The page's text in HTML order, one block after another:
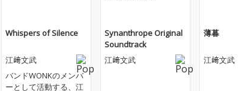
Whispers of Silence
江﨑文武
バンドWONKのメンバ
ーとして活動する、江
Synanthrope Original
Soundtrack
江﨑文武
薄暮
江﨑文武